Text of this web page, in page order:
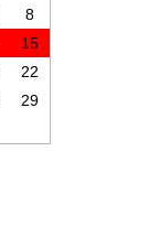
8
15
22
29